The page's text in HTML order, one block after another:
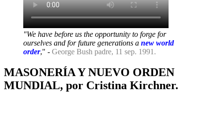
"We have before us the opportunity to forge for
ourselves and for future generations a new world
order," - George Bush padre, 11 sep. 1991.
MASONERÍA Y NUEVO ORDEN
MUNDIAL, por Cristina Kirchner.